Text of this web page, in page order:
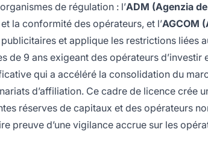
de régulation : l’ADM (Agenzia
la conformité des opérateurs, et l’AGCOM
et applique les restrictions liées
de 9 ans exigeant des opérateurs d’investir
qui a accéléré la consolidation du
d’affiliation. Ce cadre de licence crée
réserves de capitaux et des opérateurs
preuve d’une vigilance accrue sur les